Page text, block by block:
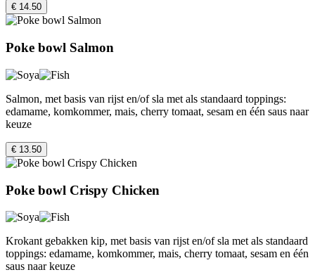
€ 14.50
Poke bowl Salmon
Salmon, met basis van rijst en/of sla met als standaard toppings:
edamame, komkommer, mais, cherry tomaat, sesam en één saus naar
keuze
€ 13.50
Poke bowl Crispy Chicken
Krokant gebakken kip, met basis van rijst en/of sla met als standaard
toppings: edamame, komkommer, mais, cherry tomaat, sesam en één
saus naar keuze